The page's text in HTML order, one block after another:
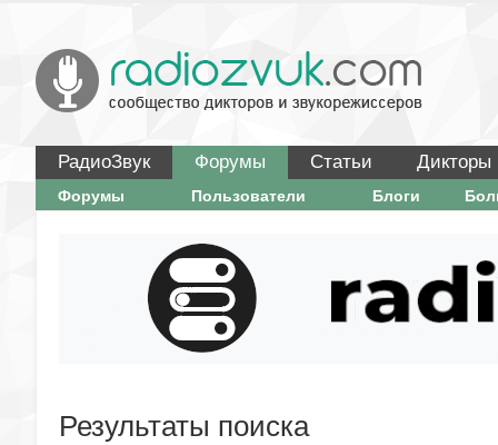
РадиоЗвук Форумы Статьи Дикторы
Форумы Пользователи Блоги
Результаты поиска